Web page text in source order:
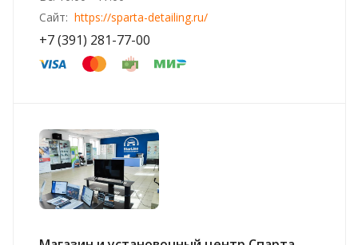
Сайт: https://sparta-detailing.ru/
+7 (391) 281-77-00